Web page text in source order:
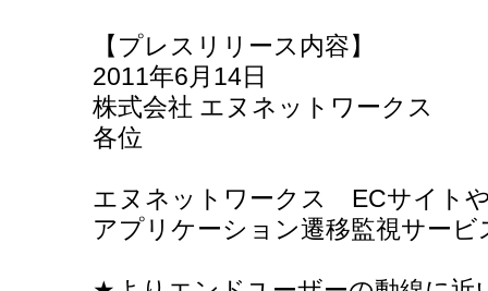
【プレスリリース内容】
2011年6月14日
株式会社 エヌネットワークス
各位
エヌネットワークス ECサイト
アプリケーション遷移監視サービ